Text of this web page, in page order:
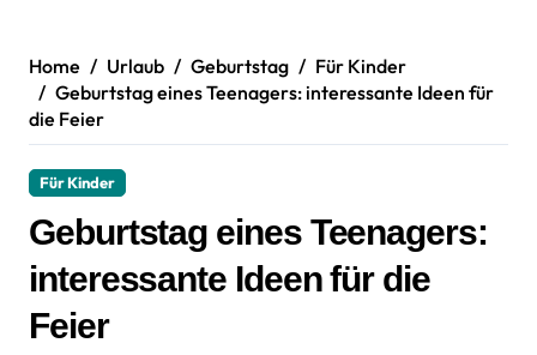
Home Urlaub Geburtstag
Für Kinder
Geburtstag eines Teenagers: interessante Ideen für
die Feier
Für Kinder
Geburtstag eines Teenagers:
interessante Ideen für die
Feier